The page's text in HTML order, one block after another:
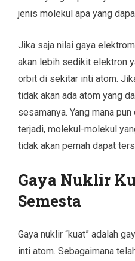
jenis molekul apa yang
Jika saja nilai gaya
akan lebih sedikit elektron
orbit di sekitar inti atom.
tidak akan ada atom yang
sesamanya. Yang mana
terjadi, molekul-molekul
tidak akan pernah dapat
Gaya Nuklir
Semesta
Gaya nuklir “kuat” adalah
inti atom. Sebagaimana